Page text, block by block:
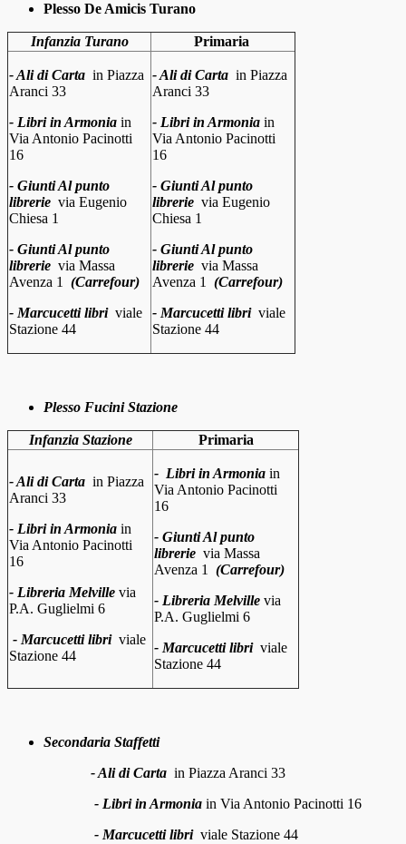
Plesso De Amicis Turano
Infanzia Turano Primaria
- Ali di Carta in Piazza
Aranci 33
- Libri in Armonia in
Via Antonio Pacinotti
16
- Giunti Al punto
librerie via Eugenio
Chiesa 1
- Giunti Al punto
librerie via Massa
Avenza 1
(Carrefour)
- Marcucetti libri viale
Stazione 44
- Ali di Carta in Piazza
Aranci 33
- Libri in Armonia in
Via Antonio Pacinotti
16
- Giunti Al punto
librerie via Eugenio
Chiesa 1
- Giunti Al punto
librerie via Massa
Avenza 1
(Carrefour)
- Marcucetti libri viale
Stazione 44
Plesso Fucini Stazione
Infanzia Stazione Primaria
- Ali di Carta in Piazza
Aranci 33
- Libri in Armonia in
Via Antonio Pacinotti
16
- Libreria Melville via
P.A. Guglielmi 6
- Marcucetti libri viale
Stazione 44
- Libri in Armonia in
Via Antonio Pacinotti
16
- Giunti Al punto
librerie via Massa
Avenza 1
(Carrefour)
- Libreria Melville via
P.A. Guglielmi 6
- Marcucetti libri viale
Stazione 44
Secondaria Staffetti
- Ali di Carta in Piazza Aranci 33
- Libri in Armonia in Via Antonio Pacinotti 16
- Marcucetti libri viale Stazione 44